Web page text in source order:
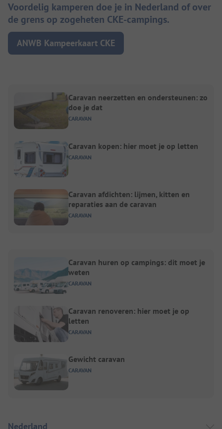
Voordelig kamperen doe je in Nederland of over
de grens op zogeheten CKE-campings.
ANWB Kampeerkaart CKE
CARAVAN
Caravan neerzetten en ondersteunen: zo
doe je dat
CARAVAN
Caravan kopen: hier moet je op letten
CARAVAN
Caravan afdichten: lijmen, kitten en
reparaties aan de caravan
CARAVAN
Caravan huren op campings: dit moet je
weten
CARAVAN
Caravan renoveren: hier moet je op
letten
CARAVAN
Gewicht caravan
Nederland